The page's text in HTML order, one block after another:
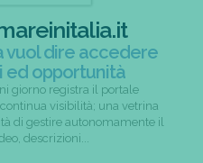
vuol dire accedere
ed opportunità
giorno registra il portale
visibilità; una vetrina
di gestire autonomamente il
descrizioni...